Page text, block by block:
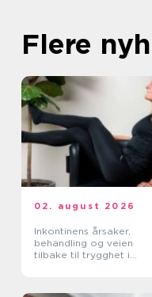
Flere
02. august 2026
Inkontinens årsaker,
behandling og veien
tilbake til trygghet i